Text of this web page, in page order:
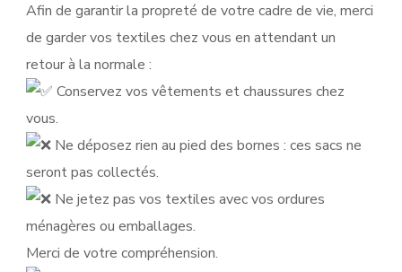
Afin de garantir la propreté de votre cadre de vie, merci
de garder vos textiles chez vous en attendant un
retour à la normale :
Conservez vos vêtements et chaussures chez
vous.
Ne déposez rien au pied des bornes : ces sacs ne
seront pas collectés.
Ne jetez pas vos textiles avec vos ordures
ménagères ou emballages.
Merci de votre compréhension.